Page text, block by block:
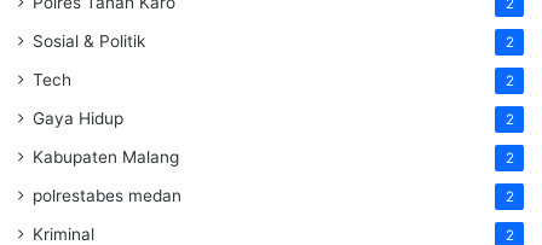
2
Sosial & Politik 2
Tech 2
Gaya Hidup 2
Kabupaten Malang 2
polrestabes medan 2
Kriminal 2